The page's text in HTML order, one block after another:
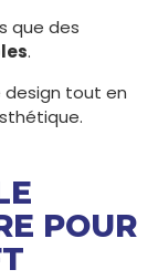
que des
.
design tout en
POUR